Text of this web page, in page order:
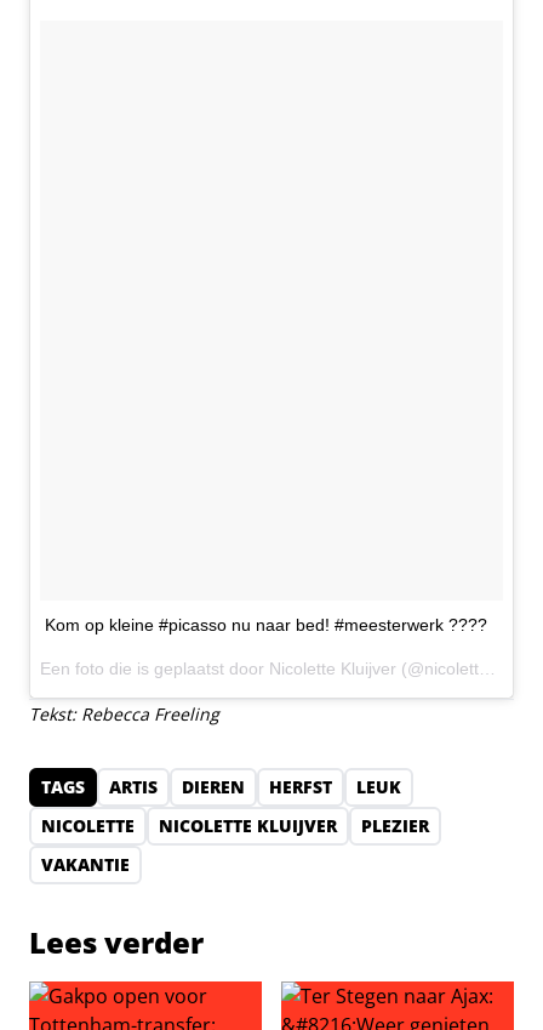
Kom op kleine #picasso nu naar bed! #meesterwerk ????
Tekst: Rebecca Freeling
TAGS ARTIS DIEREN HERFST
LEUK
NICOLETTE
NICOLETTE KLUIJVER
PLEZIER
VAKANTIE
Lees verder